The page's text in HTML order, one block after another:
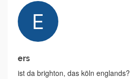
ers
ist da brighton, das köln englands?